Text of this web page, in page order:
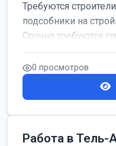
Требуются
подсобники на
Срочно требуются
0 просмотров
Работа в Тель-